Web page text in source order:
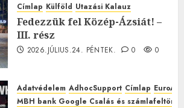
Címlap Külföld Utazási Kalauz
Fedezzük fel Közép-Ázsiát! –
III. rész
2026.JÚLIUS.24. PÉNTEK. 0 0
Adatvédelem AdhocSupport Címlap
MBH bank Google Csalás és